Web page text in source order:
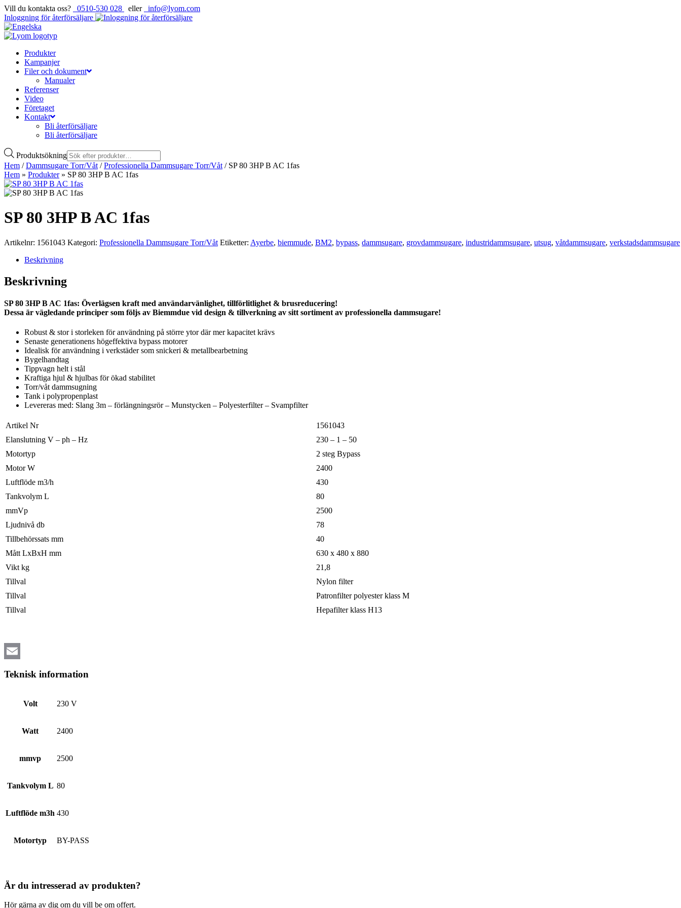
Vill du kontakta oss? 0510-530 028 eller
info@lyom.com
Inloggning för återförsäljare
Produkter
Kampanjer
Filer och dokument
Manualer
Referenser
Video
Företaget
Kontakt
Bli återförsäljare
Bli återförsäljare
Produktsökning
Hem /Dammsugare Torr/Våt /Professionella Dammsugare Torr/Våt / SP 80 3HP B AC 1fas
Hem » Produkter» SP 80 3HP B AC 1fas
SP 80 3HP B AC 1fas
Artikelnr: 1561043 Kategori: Professionella Dammsugare Torr/Våt Etiketter: Ayerbe, biemmude, BM2, bypass, dammsugare, grovdammsugare, industridammsugare, utsug, våtdammsugare, verkstadsdammsugare
Beskrivning
Beskrivning
SP 80 3HP B AC 1fas: Överlägsen kraft med användarvänlighet, tillförlitlighet & brusreducering!
Dessa är vägledande principer som följs av Biemmdue vid design & tillverkning av sitt sortiment av professionella dammsugare!
Robust & stor i storleken för användning på större ytor där mer kapacitet krävs
Senaste generationens högeffektiva bypass motorer
Idealisk för användning i verkstäder som snickeri & metallbearbetning
Bygelhandtag
Tippvagn helt i stål
Kraftiga hjul & hjulbas för ökad stabilitet
Torr/våt dammsugning
Tank i polypropenplast
Levereras med: Slang 3m – förlängningsrör – Munstycken – Polyesterfilter – Svampfilter
Artikel Nr
1561043
Elanslutning V – ph – Hz
230 – 1 – 50
Motortyp
2 steg Bypass
Motor W
2400
Luftflöde m3/h
430
Tankvolym L
80
mmVp
2500
Ljudnivå db
78
Tillbehörssats mm
40
Mått LxBxH mm
630 x 480 x 880
Vikt kg
21,8
Tillval
Nylon filter
Tillval
Patronfilter polyester klass M
Tillval
Hepafilter klass H13
Teknisk information
Volt 230 V
Watt 2400
mmvp 2500
Tankvolym L 80
Luftflöde m3h 430
Motortyp BY-PASS
Är du intresserad av produkten?
Hör gärna av dig om du vill be om offert.